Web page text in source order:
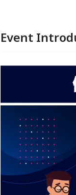
Event